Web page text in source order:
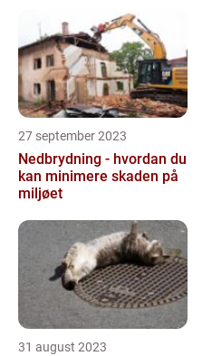
27 september 2023
Nedbrydning - hvordan du
kan minimere skaden på
miljøet
31 august 2023